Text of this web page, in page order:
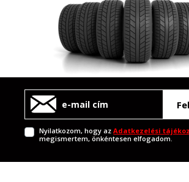
Nyilatkozom, hogy azAdatkezelési
megismertem, önkéntesen elfogadom.